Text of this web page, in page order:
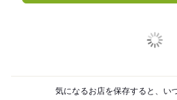
気になるお店を保存すると、い